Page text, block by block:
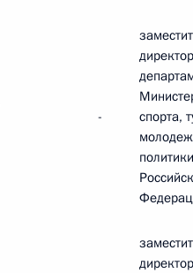
-
спорта,
политики